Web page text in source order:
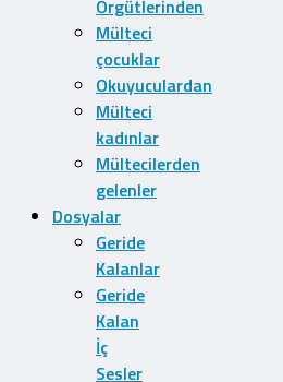
Örgütlerinden
Mülteci
çocuklar
Okuyuculardan
Mülteci
kadınlar
Mültecilerden
gelenler
Dosyalar
Geride
Kalanlar
Geride
Kalan
İç
Sesler